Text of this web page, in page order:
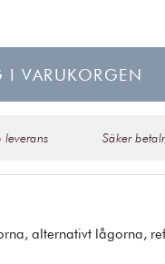
I VARUKORGEN
leverans Säker
alternativt lågorna,